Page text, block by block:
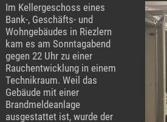
Im Kellergeschoss eines
Bank-, Geschäfts- und
Wohngebäudes in Riezlern
kam es am Sonntagabend
gegen 22 Uhr zu einer
Rauchentwicklung in einem
Technikraum. Weil das
Gebäude mit einer
Brandmeldeanlage
ausgestattet ist, wurde der